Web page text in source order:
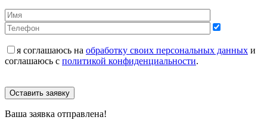
я соглашаюсь на обработку своих персональных данных и
соглашаюсь с политикой конфиденциальности.
Оставить заявку
Ваша заявка отправлена!